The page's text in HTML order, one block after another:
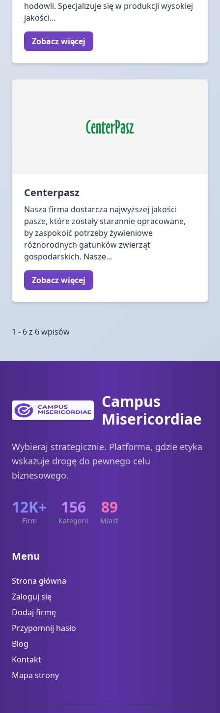
hodowli. Specjalizuje się w produkcji wysokiej
jakości...
Zobacz więcej
Centerpasz
Nasza firma dostarcza najwyższej jakości
pasze, które zostały starannie opracowane,
by zaspokoić potrzeby żywieniowe
różnorodnych gatunków zwierząt
gospodarskich. Nasze...
Zobacz więcej
1 - 6 z 6 wpisów
Campus
Misericordiae
Wybieraj strategicznie. Platforma, gdzie etyka
wskazuje drogę do pewnego celu
biznesowego.
12K+
Firm
156
Kategorii
89
Miast
Menu
Strona główna
Zaloguj się
Dodaj firmę
Przypomnij hasło
Blog
Kontakt
Mapa strony